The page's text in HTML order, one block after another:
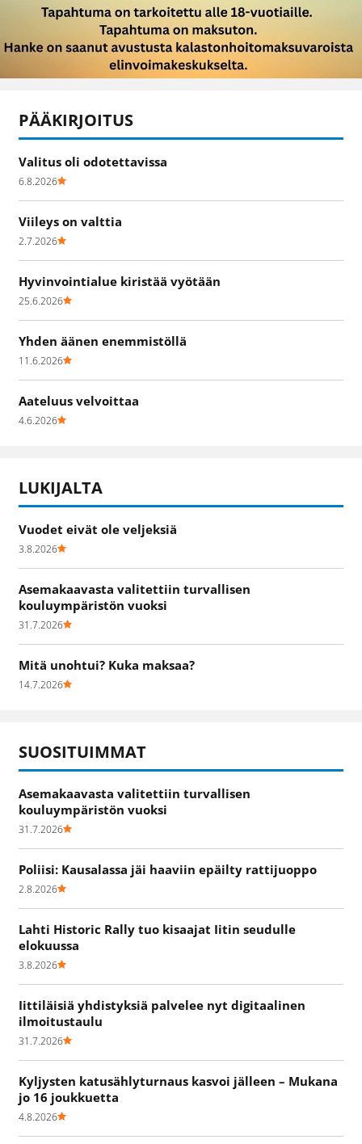
PÄÄKIRJOITUS
Valitus oli odotettavissa
6.8.2026
Viileys on valttia
2.7.2026
Hyvinvointialue kiristää vyötään
25.6.2026
Yhden äänen enemmistöllä
11.6.2026
Aateluus velvoittaa
4.6.2026
LUKIJALTA
Vuodet eivät ole veljeksiä
3.8.2026
Asemakaavasta valitettiin turvallisen
kouluympäristön vuoksi
31.7.2026
Mitä unohtui? Kuka maksaa?
14.7.2026
SUOSITUIMMAT
Asemakaavasta valitettiin turvallisen
kouluympäristön vuoksi
31.7.2026
Poliisi: Kausalassa jäi haaviin epäilty rattijuoppo
2.8.2026
Lahti Historic Rally tuo kisaajat Iitin seudulle
elokuussa
3.8.2026
Iittiläisiä yhdistyksiä palvelee nyt digitaalinen
ilmoitustaulu
31.7.2026
Kyljysten katusählyturnaus kasvoi jälleen – Mukana
jo 16 joukkuetta
4.8.2026